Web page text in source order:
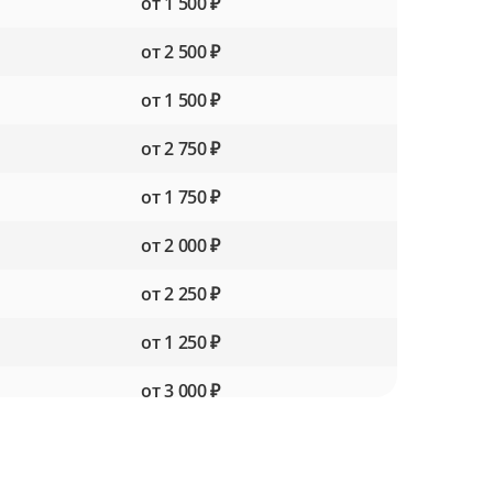
от 2 500 ₽
от 1 500 ₽
от 2 750 ₽
от 1 750 ₽
от 2 000 ₽
от 2 250 ₽
от 1 250 ₽
от 3 000 ₽